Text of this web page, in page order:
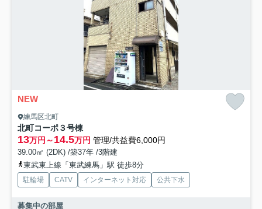
NEW
練馬区北町
北町コーポ３号棟
13万円～14.5万円 管理/共益費6,000円
39.00㎡ (2DK) /築37年 /3階建
東武東上線「東武練馬」駅 徒歩8分
駐輪場 CATV インターネット対応 公共下水
募集中の部屋